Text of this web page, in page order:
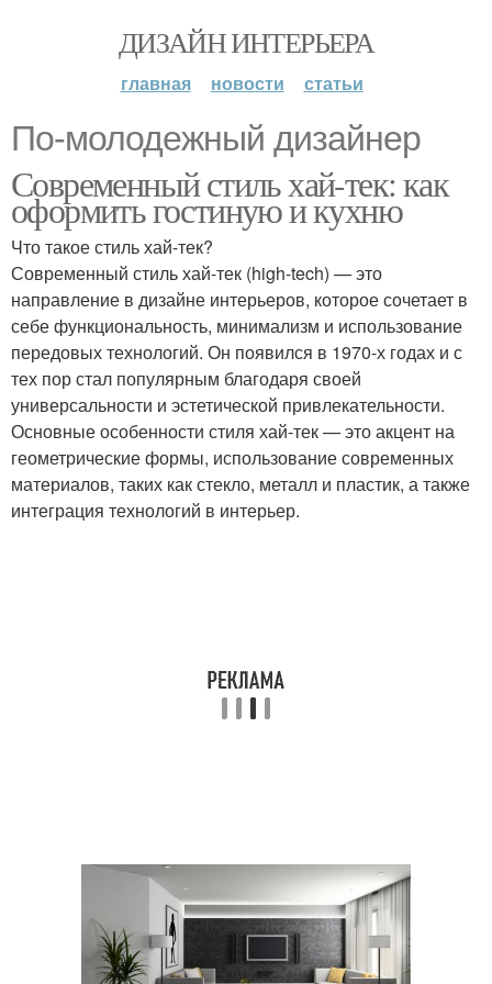
ДИЗАЙН ИНТЕРЬЕРА
главная новости статьи
По-молодежный дизайнер
Современный стиль хай-тек: как
оформить гостиную и кухню
Что такое стиль хай-тек?
Современный стиль хай-тек (high-tech) — это
направление в дизайне интерьеров, которое сочетает в
себе функциональность, минимализм и использование
передовых технологий. Он появился в 1970-х годах и с
тех пор стал популярным благодаря своей
универсальности и эстетической привлекательности.
Основные особенности стиля хай-тек — это акцент на
геометрические формы, использование современных
материалов, таких как стекло, металл и пластик, а также
интеграция технологий в интерьер.